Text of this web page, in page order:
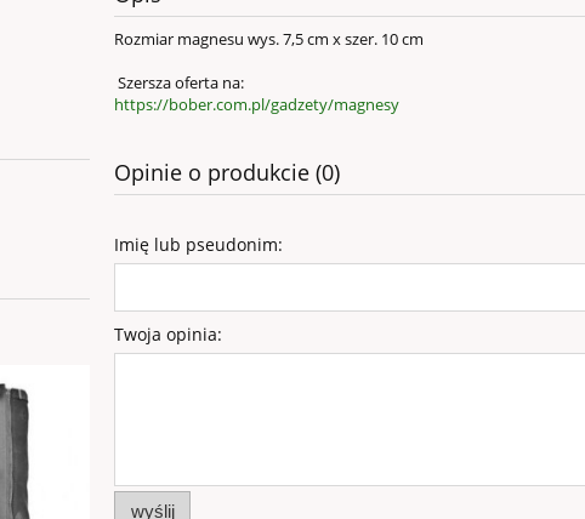
Rozmiar magnesu wys. 7,5 cm x szer. 10 cm
Szersza oferta na:
https://bober.com.pl/gadzety/magnesy
Opinie o produkcie (0)
Imię lub pseudonim:
Twoja opinia:
wyślij